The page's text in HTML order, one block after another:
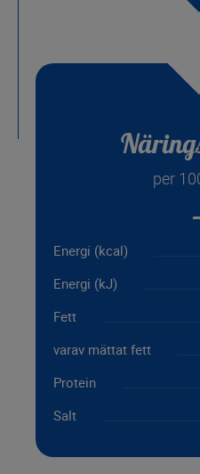
per
Energi (kcal)
Energi (kJ)
Fett
varav mättat fett
Protein
Salt